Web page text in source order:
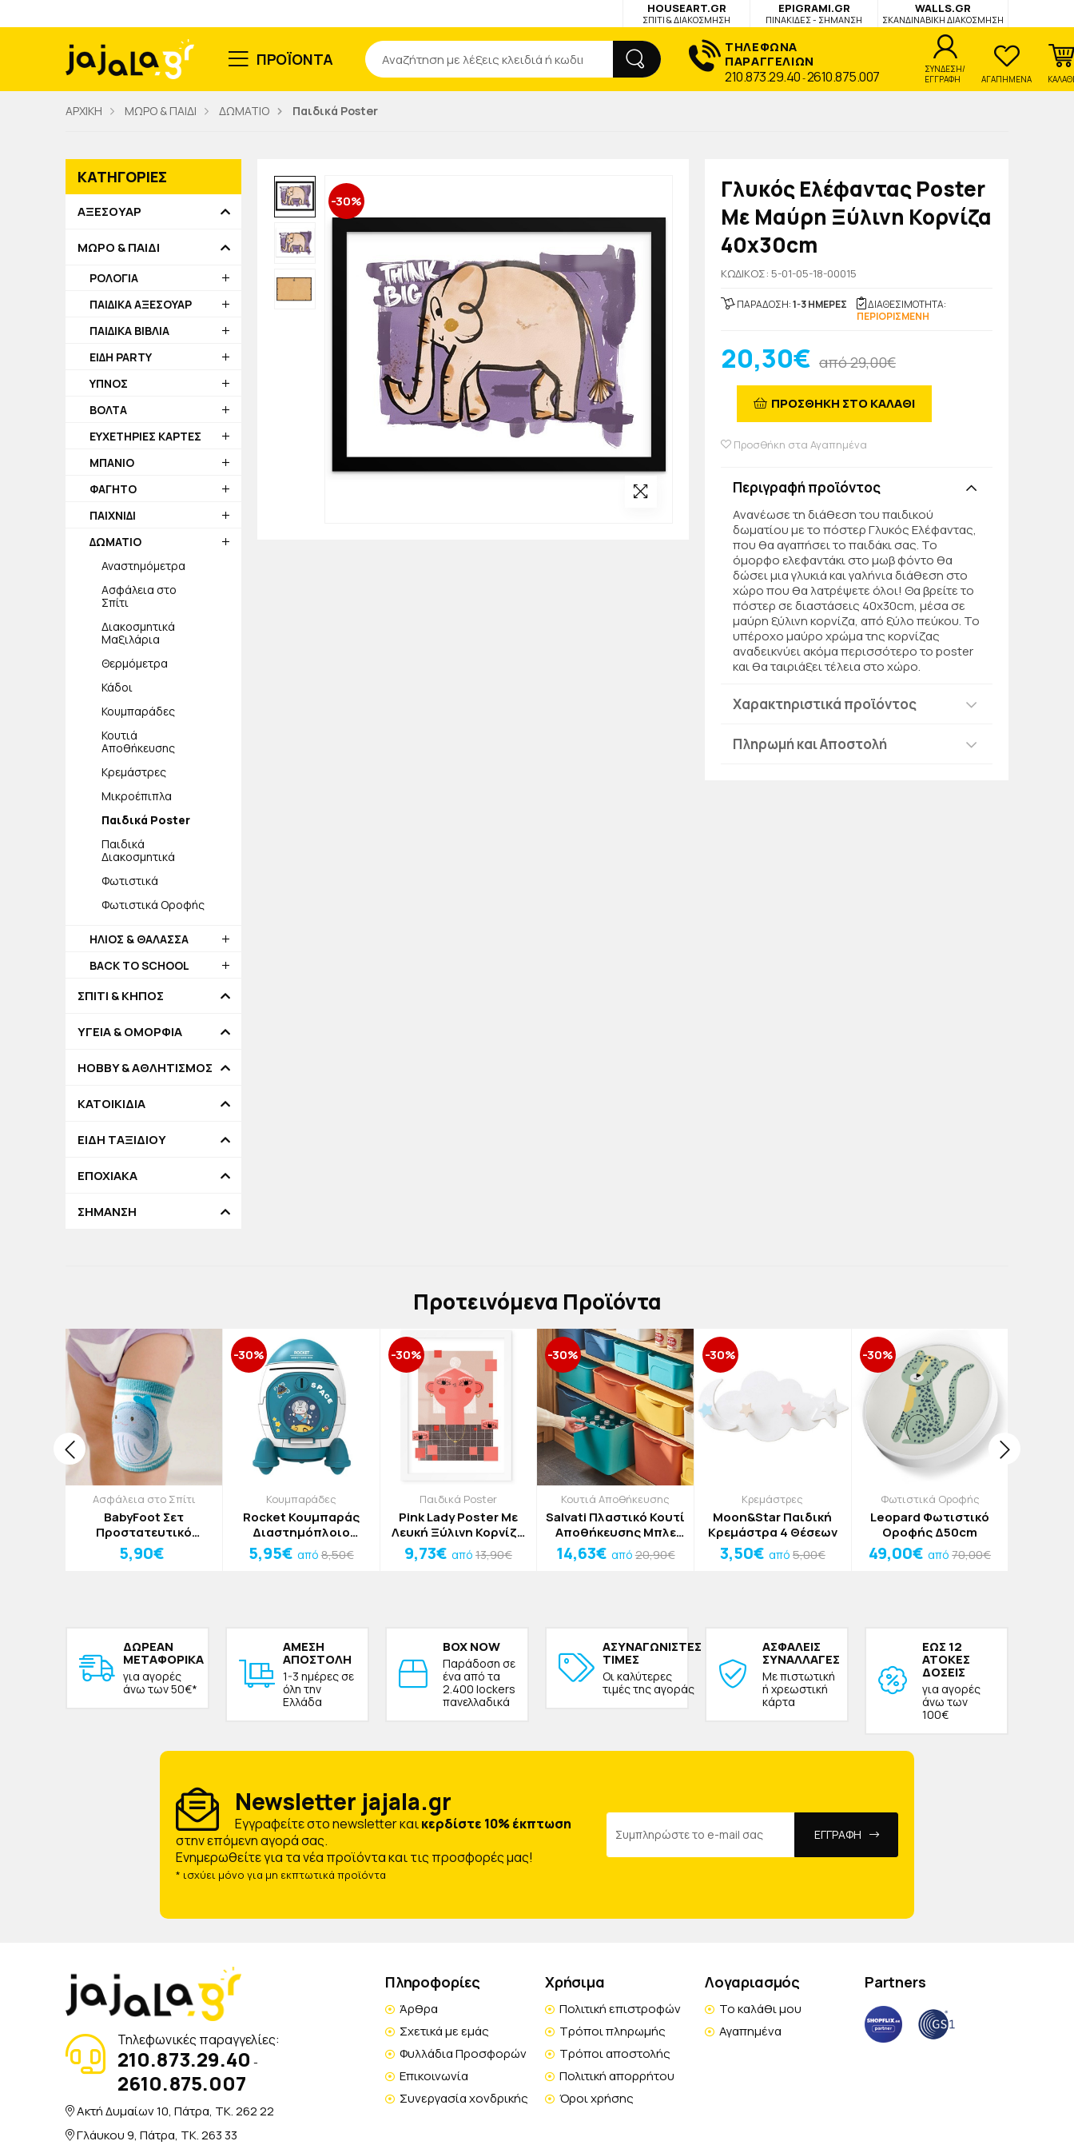
HOUSEART.GR
ΣΠΙΤΙ & ΔΙΑΚΟΣΜΗΣΗ
EPIGRAMI.GR
ΠΙΝΑΚΙΔΕΣ - ΣΗΜΑΝΣΗ
WALLS.GR
ΣΚΑΝΔΙΝΑΒΙΚΗ ΔΙΑΚΟΣΜΗΣΗ
ΠΡΟΪΟΝΤΑ
Αναζήτηση
ΤΗΛΕΦΩΝΑ
ΠΑΡΑΓΓΕΛΙΩΝ
210.873.29.40 -2610.875.007
ΣΥΝΔΕΣΗ/
ΕΓΓΡΑΦΗ
ΑΓΑΠΗΜΕΝΑ
ΑΡΧΙΚΗ ΜΩΡΟ & ΠΑΙΔΙ ΔΩΜΑΤΙΟ Παιδικά Poster
-30%
Γλυκός Ελέφαντας Poster
Με Μαύρη Ξύλινη Κορνίζα
40x30cm
KΩΔΙΚΟΣ: 5-01-05-18-00015
ΠΑΡΑΔΟΣΗ:1-3 ΗΜΕΡΕΣ
ΔΙΑΘΕΣΙΜΟΤΗΤΑ:
ΠΕΡΙΟΡΙΣΜΕΝΗ
20,30€ από 29,00€
ΠΡΟΣΘΗΚΗ ΣΤΟ ΚΑΛΑΘΙ
Προσθήκη στα Αγαπημένα
Περιγραφή προϊόντος
Ανανέωσε τη διάθεση του παιδικού
δωματίου με το πόστερ Γλυκός Ελέφαντας,
που θα αγαπήσει το παιδάκι σας. Το
όμορφο ελεφαντάκι στο μωβ φόντο θα
δώσει μια γλυκιά και γαλήνια διάθεση στο
χώρο που θα λατρέψετε όλοι! Θα βρείτε το
πόστερ σε διαστάσεις 40x30cm, μέσα σε
μαύρη ξύλινη κορνίζα, από ξύλο πεύκου. Το
υπέροχο μαύρο χρώμα της κορνίζας
αναδεικνύει ακόμα περισσότερο το poster
και θα ταιριάξει τέλεια στο χώρο.
Χαρακτηριστικά προϊόντος
Πληρωμή και Αποστολή
ΚΑΤΗΓΟΡΙΕΣ
ΑΞΕΣΟΥΑΡ
ΜΩΡΟ & ΠΑΙΔΙ
ΡΟΛΟΓΙΑ
ΠΑΙΔΙΚΑ ΑΞΕΣΟΥΑΡ
ΠΑΙΔΙΚΑ ΒΙΒΛΙΑ
ΕΙΔΗ PARTY
ΥΠΝΟΣ
ΒΟΛΤΑ
ΕΥΧΕΤΗΡΙΕΣ ΚΑΡΤΕΣ
ΜΠΑΝΙΟ
ΦΑΓΗΤΟ
ΠΑΙΧΝΙΔΙ
ΔΩΜΑΤΙΟ
Αναστημόμετρα
Ασφάλεια στο
Σπίτι
Διακοσμητικά
Μαξιλάρια
Θερμόμετρα
Κάδοι
Κουμπαράδες
Κουτιά
Αποθήκευσης
Κρεμάστρες
Μικροέπιπλα
Παιδικά Poster
Παιδικά
Διακοσμητικά
Φωτιστικά
Φωτιστικά Οροφής
ΗΛΙΟΣ & ΘΑΛΑΣΣΑ
BACK TO SCHOOL
ΣΠΙΤΙ & ΚΗΠΟΣ
ΥΓΕΙΑ & ΟΜΟΡΦΙΑ
HOBBY & ΑΘΛΗΤΙΣΜΟΣ
ΚΑΤΟΙΚΙΔΙΑ
ΕΙΔΗ ΤΑΞΙΔΙΟΥ
ΕΠΟΧΙΑΚΑ
ΣΗΜΑΝΣΗ
Πρoτεινόμενα Προϊόντα
Ασφάλεια στο Σπίτι
BabyFoot Σετ
Προστατευτικό
Γονάτων Για Μωρά 1-3
Ετών 2 Τεμαχίων
5,90€
-30%
Κουμπαράδες
Rocket Κουμπαράς
Διαστημόπλοιο
Κόκκινο
5,95€ από8,50€
-30%
Παιδικά Poster
Pink Lady Poster Με
Λευκή Ξύλινη Κορνίζα
15x20cm
9,73€ από 13,90€
-30%
Κουτιά Αποθήκευσης
Salvati Πλαστικό Κουτί
Αποθήκευσης Μπλε
44,5x29,5x24cm
14,63€ από20,90€
-30%
Κρεμάστρες
Moon&Star Παιδική
Κρεμάστρα 4 Θέσεων
3,50€ από 5,00€
-30%
Φωτιστικά Οροφής
Leopard Φωτιστικό
Οροφής Δ50cm
49,00€ από70,00€
ΔΩΡΕAΝ
ΜΕΤΑΦΟΡΙΚΑ
για αγορές
άνω των 50€*
ΑΜΕΣΗ
ΑΠΟΣΤΟΛΗ
1-3 ημέρες σε
όλη την
Ελλάδα
BOX NOW
Παράδοση σε
ένα από τα
2.400 lockers
πανελλαδικά
ΑΣΥΝΑΓΩΝΙΣΤΕΣ
ΤΙΜΕΣ
Οι καλύτερες
τιμές της αγοράς
ΑΣΦΑΛΕΙΣ
ΣΥΝΑΛΛΑΓΕΣ
Με πιστωτική
ή χρεωστική
κάρτα
ΕΩΣ 12
ΑΤΟΚΕΣ
ΔΟΣΕΙΣ
για αγορές
άνω των
100€
Newsletter jajala.gr
Eγγραφείτε στο newsletter καικερδίστε 10% έκπτωση
στην επόμενη αγορά σας.
Ενημερωθείτε για τα νέα προϊόντα και τις προσφορές μας!
* ισχύει μόνο για μη εκπτωτικά προϊόντα
ΕΓΓΡΑΦΗ
Τηλεφωνικές παραγγελίες:
210.873.29.40 -
2610.875.007
Ακτή Δυμαίων 10, Πάτρα, TK. 262 22
Γλάυκου 9, Πάτρα, TK. 263 33
Πληροφορίες
Άρθρα
Σχετικά με εμάς
Φυλλάδια Προσφορών
Επικοινωνία
Συνεργασία χονδρικής
Χρήσιμα
Πολιτική επιστροφών
Τρόποι πληρωμής
Τρόποι αποστολής
Πολιτική απορρήτου
Όροι χρήσης
Λογαριασμός
Το καλάθι μου
Αγαπημένα
Partners